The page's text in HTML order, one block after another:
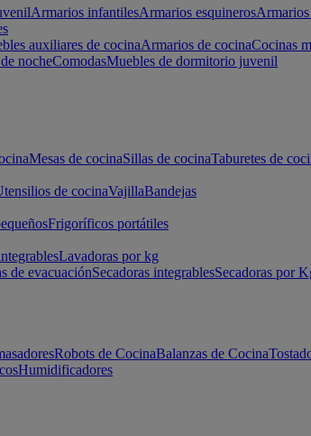
Armarios infantilesArmarios esquineros
auxiliares de cocinaArmarios de cocinaCocinas
nocheComodasMuebles de dormitorio juvenil
Mesas de cocinaSillas de cocinaTaburetes de
de cocinaVajillaBandejas
Frigoríficos portátiles
Lavadoras por kg
de evacuaciónSecadoras integrablesSecadoras por
Robots de CocinaBalanzas de Cocina
Humidificadores